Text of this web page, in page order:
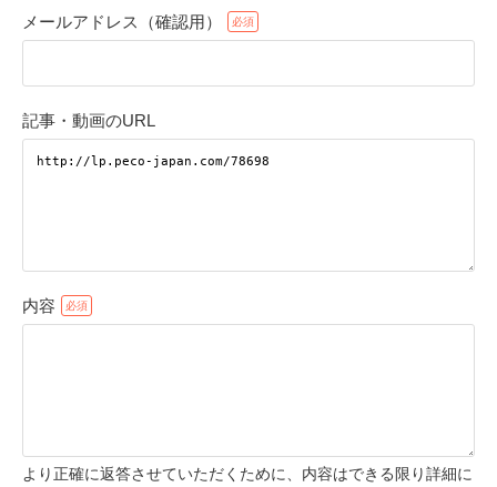
メールアドレス（確認用）
記事・動画のURL
内容
より正確に返答させていただくために、内容はできる限り詳細に
アプリで開く